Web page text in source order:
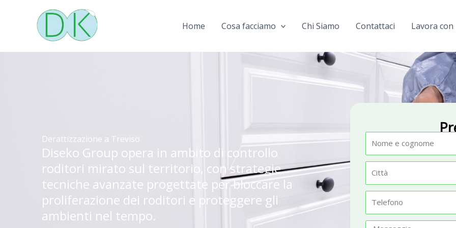
contenuto
Home Cosa facciamo Chi Siamo Contattaci Lavora con
Derattizzazione a Treviso
Diseko Group opera in ambito di controllo
roditori mirato sul territorio, con strategie
tecniche avanzate progettate per bloccare la
proliferazione dei roditori e proteggere gli
ambienti nel tempo.
o
ei
t
à
e